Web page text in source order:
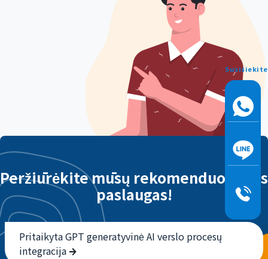
Peržiūrėkite mūsų rekomenduojamas
paslaugas!
Pritaikyta GPT generatyvinė AI verslo procesų
integracija
Susisiekite